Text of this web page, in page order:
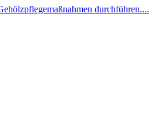
durchführen....